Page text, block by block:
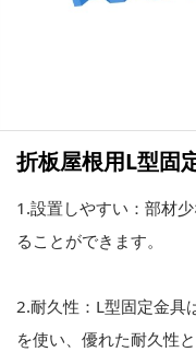
折板屋根用L型固
1.設置しやすい：部材
ることができます。
2.耐久性：L型固定金具
を使い、優れた耐久性